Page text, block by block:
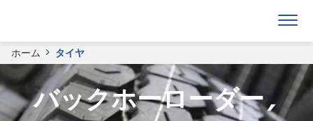
ホーム タイヤ
バックホーローダー ,